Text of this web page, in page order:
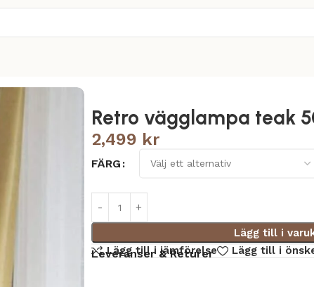
Retro vägglampa teak
2,499 kr
FÄRG
Lägg till i
Lägg till i jämförelse
Lägg till i
Leveranser & Returer